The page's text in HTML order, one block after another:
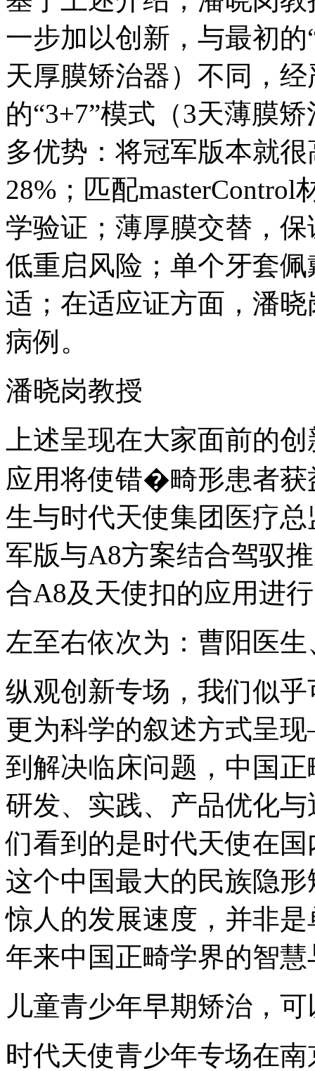
一步加以创新，与最初
天厚膜矫治器）不同，
的“3+7”模式（3天薄膜
多优势：将冠军版本就
28%；匹配
学验证；薄厚膜交替，
低重启风险；单个牙套
适；在适应证方面，潘
病例。
潘晓岗教授
上述呈现在大家面前的
应用将使错�畸形患者获
生与时代天使集团医疗
军版与A8方案结合驾驭
合A8及天使扣的应用进
左至右依次为：曹阳医
纵观创新专场，我们似
更为科学的叙述方式呈
到解决临床问题，中国
研发、实践、产品优化
们看到的是时代天使在
这个中国最大的民族隐
惊人的发展速度，并非
年来中国正畸学界的智
儿童青少年早期矫治，
时代天使青少年专场在